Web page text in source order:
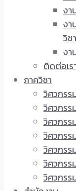
งา
งา
วิช
งา
ติดต่อเร
ภาควิชา
วิศวกรร
วิศวกรร
วิศวกรร
วิศวกร
วิศวกรร
วิศวกรร
วิศวกร